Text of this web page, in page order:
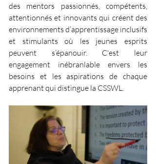
des mentors passionnés, compétents,
attentionnés et innovants qui créent des
environnements d’apprentissage inclusifs
et stimulants où les jeunes esprits
peuvent s’épanouir. C'est leur
engagement inébranlable envers les
besoins et les aspirations de chaque
apprenant qui distingue la CSSWL.